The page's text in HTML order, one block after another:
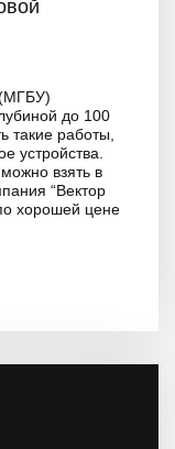
(МГБУ)
до 100
такие работы,
устройства.
взять в
“Вектор
хорошей цене